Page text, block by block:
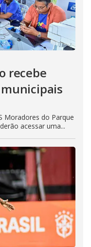
recebe
Moradores do Parque
acessar uma...